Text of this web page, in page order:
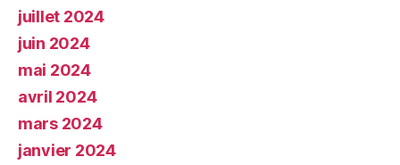
juillet 2024
juin 2024
mai 2024
avril 2024
mars 2024
janvier 2024